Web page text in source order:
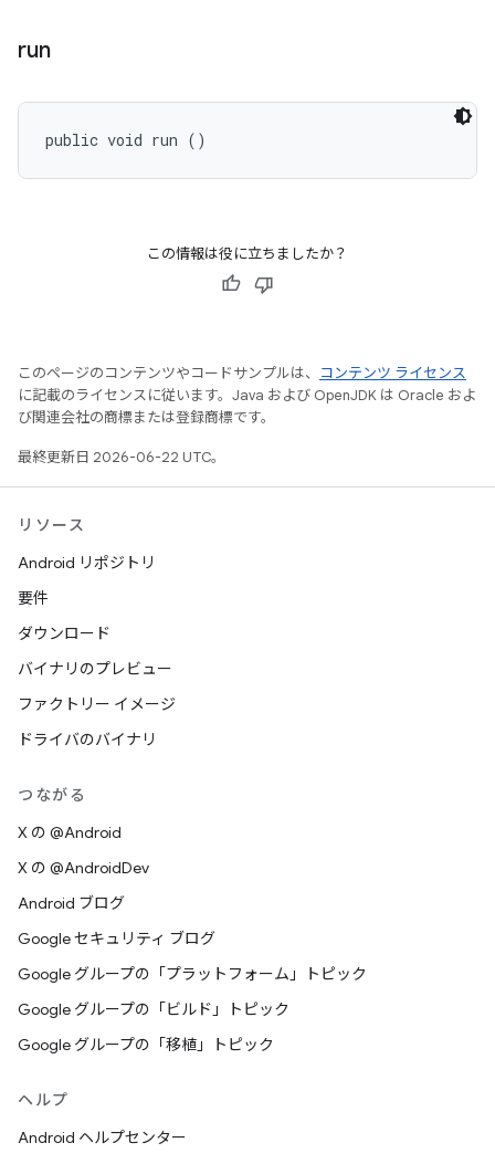
run
public void run ()
この情報は役に立ちましたか？
このページのコンテンツやコードサンプルは、
コンテンツ ライセンス
に記載のライセンスに従います。Java および OpenJDK は Oracle およ
び関連会社の商標または登録商標です。
最終更新日 2026-06-22 UTC。
リソース
Android リポジトリ
要件
ダウンロード
バイナリのプレビュー
ファクトリー イメージ
ドライバのバイナリ
つながる
X の @Android
X の @AndroidDev
Android ブログ
Google セキュリティ ブログ
Google グループの「プラットフォーム」トピック
Google グループの「ビルド」トピック
Google グループの「移植」トピック
ヘルプ
Android ヘルプセンター